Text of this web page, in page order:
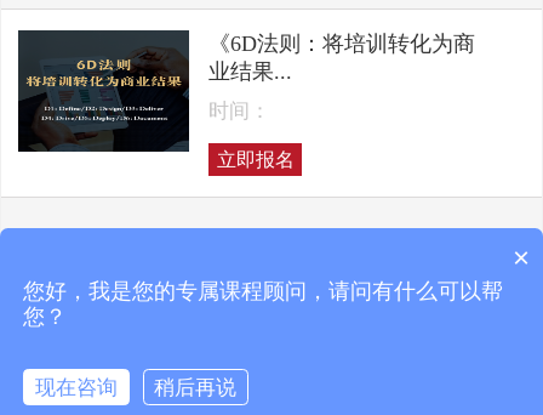
《6D法则：将培训转化为商
业结果...
时间：
立即报名
上一页 下一页
Copyright © 2025 凯洛格咨询 ALL RIGHTS RESERVED
×
您好，我是您的专属课程顾问，请问有什么可以帮
您？
现在咨询 稍后再说